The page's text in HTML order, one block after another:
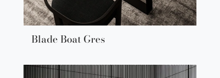
Blade Boat Gres